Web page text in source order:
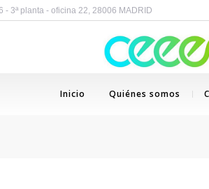
- 3ª planta - oficina 22, 28006 MADRID
Inicio Quiénes somos